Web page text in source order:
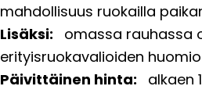
mahdollisuus ruokailla
Lisäksi
omassa rauhassa
erityisruokavalioiden
Päivittäinen hinta
alkaen